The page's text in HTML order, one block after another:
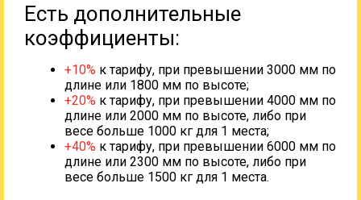
Есть дополнительные
коэффициенты:
+10% к тарифу, при превышении 3000 мм по
длине или 1800 мм по высоте;
+20% к тарифу, при превышении 4000 мм по
длине или 2000 мм по высоте, либо при
весе больше 1000 кг для 1 места;
+40% к тарифу, при превышении 6000 мм по
длине или 2300 мм по высоте, либо при
весе больше 1500 кг для 1 места.